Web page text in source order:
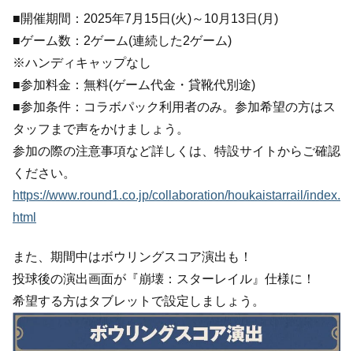
■開催期間：2025年7月15日(火)～10月13日(月)
■ゲーム数：2ゲーム(連続した2ゲーム)
※ハンディキャップなし
■参加料金：無料(ゲーム代金・貸靴代別途)
■参加条件：コラボパック利用者のみ。参加希望の方はス
タッフまで声をかけましょう。
参加の際の注意事項など詳しくは、特設サイトからご確認
ください。
https://www.round1.co.jp/collaboration/houkaistarrail/index.
html
また、期間中はボウリングスコア演出も！
投球後の演出画面が『崩壊：スターレイル』仕様に！
希望する方はタブレットで設定しましょう。